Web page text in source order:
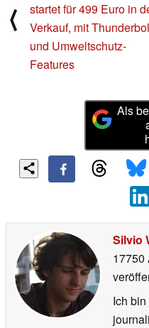
⟨
startet für 499 Euro in
Verkauf, mit
und Umweltschutz-
Features
Als
Silvio
17750
Ich